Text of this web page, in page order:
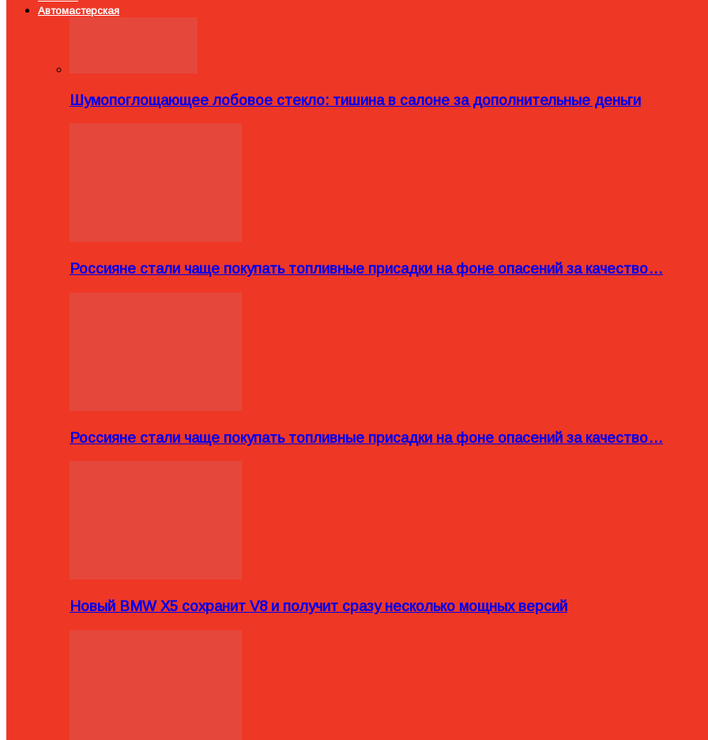
Автомастерская
Шумопоглощающее лобовое стекло: тишина в салоне за дополнительные деньги
Россияне стали чаще покупать топливные присадки на фоне опасений за качество…
Россияне стали чаще покупать топливные присадки на фоне опасений за качество…
Новый BMW X5 сохранит V8 и получит сразу несколько мощных версий